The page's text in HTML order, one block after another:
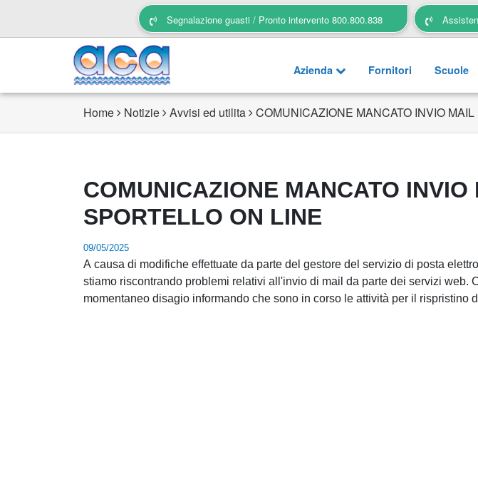
Segnalazione guasti / Pronto intervento 800.800.838
Azienda Fornitori Scuole
Home Notizie Avvisi ed utilita COMUNICAZIONE MANCATO INVIO
COMUNICAZIONE MANCATO INVIO
SPORTELLO ON LINE
09/05/2025
A causa di modifiche effettuate da parte del gestore del servizio di posta
stiamo riscontrando problemi relativi all'invio di mail da parte dei servizi web.
momentaneo disagio informando che sono in corso le attività per il rispristino